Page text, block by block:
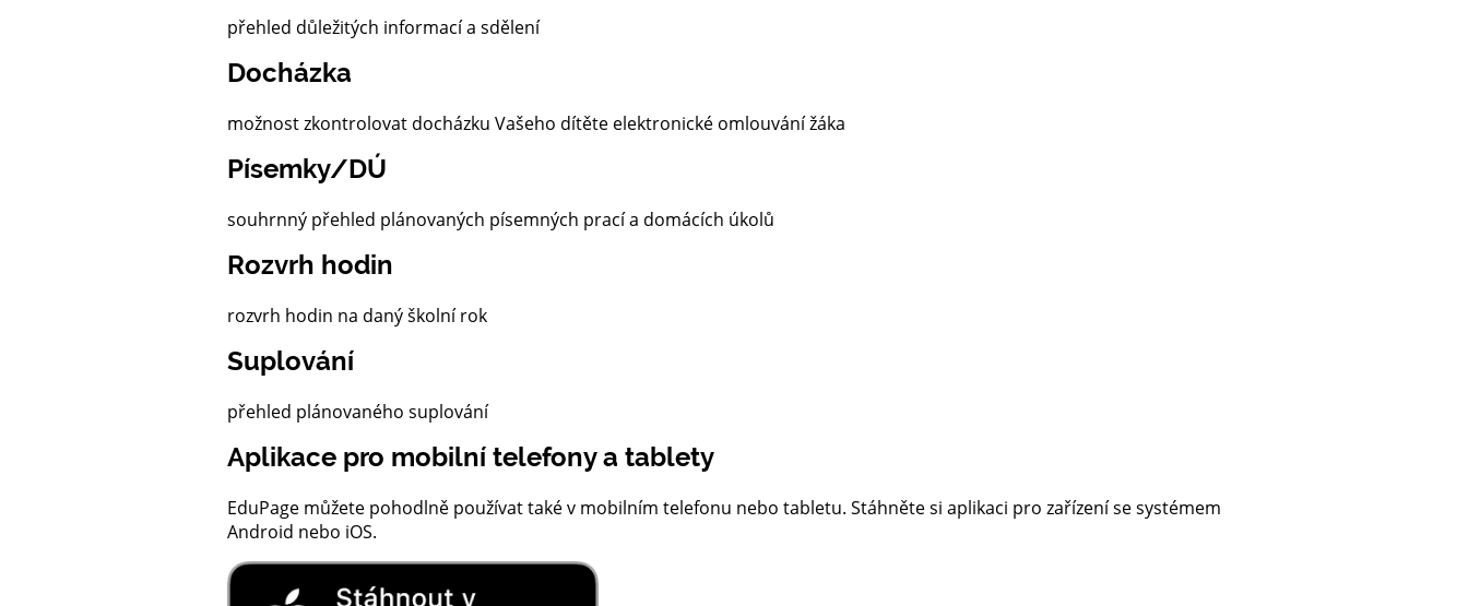
přehled důležitých informací a sdělení
Docházka
možnost zkontrolovat docházku Vašeho dítěte elektronické omlouvání žáka
Písemky/DÚ
souhrnný přehled plánovaných písemných prací a domácích úkolů
Rozvrh hodin
rozvrh hodin na daný školní rok
Suplování
přehled plánovaného suplování
Aplikace pro mobilní telefony a tablety
EduPage můžete pohodlně používat také v mobilním telefonu nebo tabletu. Stáhněte si aplikaci pro zařízení se systémem
Android nebo iOS.